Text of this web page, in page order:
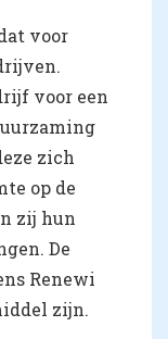
voor
voor een
zich
op de
zij hun
De
Renewi
zijn.